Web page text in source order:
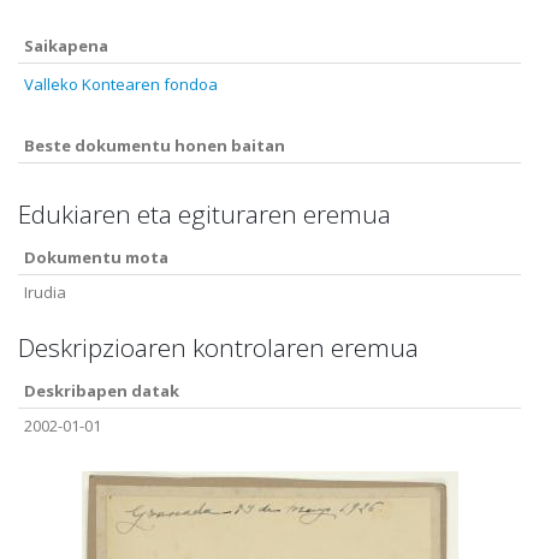
Saikapena
Valleko Kontearen fondoa
Beste dokumentu honen baitan
Edukiaren eta egituraren eremua
Dokumentu mota
Irudia
Deskripzioaren kontrolaren eremua
Deskribapen datak
2002-01-01